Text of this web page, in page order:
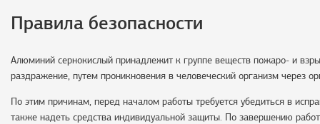
Правила безопасности
Алюминий сернокислый принадлежит к группе веществ пожаро- и
раздражение, путем проникновения в человеческий организм через
По этим причинам, перед началом работы требуется убедиться в
также надеть средства индивидуальной защиты. По завершению